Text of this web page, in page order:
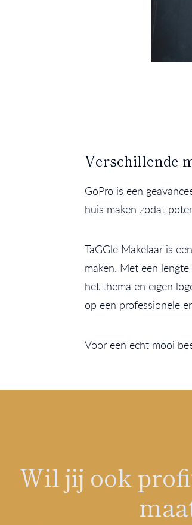
Verschillende
GoPro is een
huis maken zodat
TaGGle Makelaar is
maken. Met een
het thema en eigen
op een professionele
Voor een echt mooi
Wil jij ook